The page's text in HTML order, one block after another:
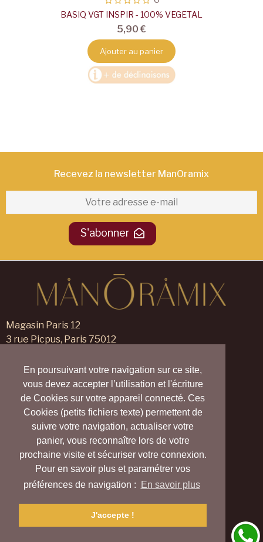
En poursuivant votre navigation sur ce site,
vous devez accepter l’utilisation et l'écriture
de Cookies sur votre appareil connecté. Ces
Cookies (petits fichiers texte) permettent de
suivre votre navigation, actualiser votre
panier, vous reconnaître lors de votre
prochaine visite et sécuriser votre connexion.
Pour en savoir plus et paramétrer vos
préférences de navigation :
En savoir plus
J'accepte !
BASIQ VGT INSPIR - 100% VEGETAL
5,90 €
Ajouter au panier
Recevez la newsletter ManOramix​
S'abonner
Magasin Paris 12
3 rue Picpus, Paris 75012
Magasin Verneuil sur Avre
105 rue des Trois Maillets,
Verneuil d'Avre et d'Iton 27130
09 55 830 830
Nous contacter
Nos magasins
Notre blog
Carte cadeau
Collectif Harmony Village
Plus d'informations